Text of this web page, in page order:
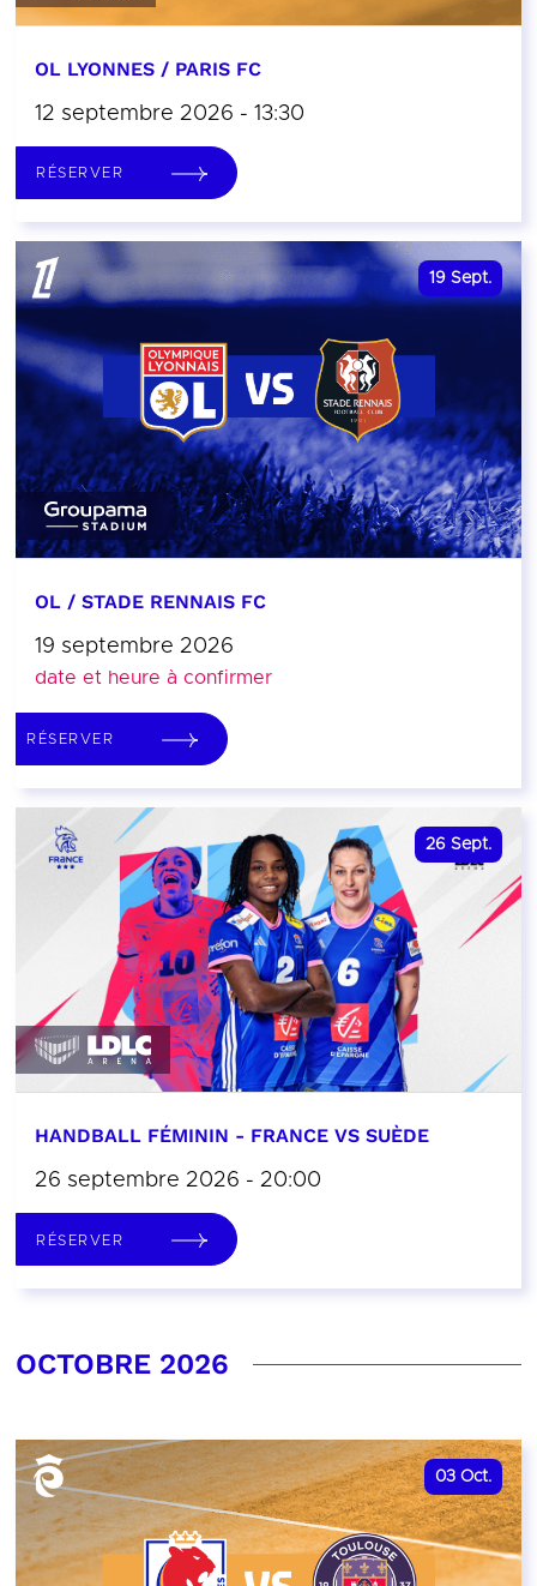
OL LYONNES / PARIS FC
12 septembre 2026 - 13:30
RÉSERVER
19 Sept.
OL / STADE RENNAIS FC
19 septembre 2026
date et heure à confirmer
RÉSERVER
26 Sept.
HANDBALL FÉMININ - FRANCE VS SUÈDE
26 septembre 2026 - 20:00
RÉSERVER
OCTOBRE 2026
03 Oct.